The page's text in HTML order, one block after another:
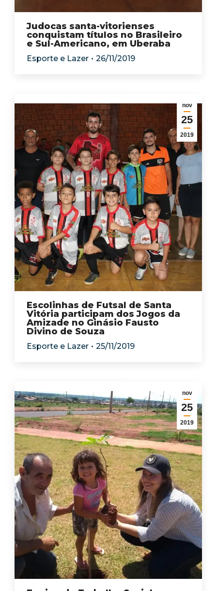
Judocas santa-vitorienses
conquistam títulos no Brasileiro
e Sul-Americano, em Uberaba
Esporte e Lazer 26/11/2019
nov
25
2019
Escolinhas de Futsal de Santa
Vitória participam dos Jogos da
Amizade no Ginásio Fausto
Divino de Souza
Esporte e Lazer 25/11/2019
nov
25
2019